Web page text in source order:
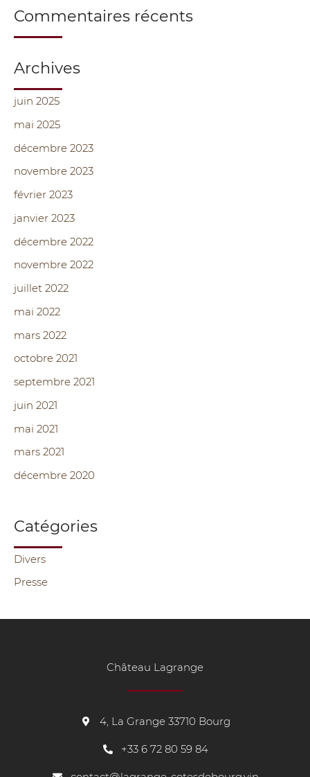
:Commentaires récents
Archives
juin 2025
mai 2025
décembre 2023
novembre 2023
février 2023
janvier 2023
décembre 2022
novembre 2022
juillet 2022
mai 2022
mars 2022
octobre 2021
septembre 2021
juin 2021
mai 2021
mars 2021
décembre 2020
Catégories
Divers
Presse
Château Lagrange
4, La Grange 33710 Bourg
+336 72 80 59 84